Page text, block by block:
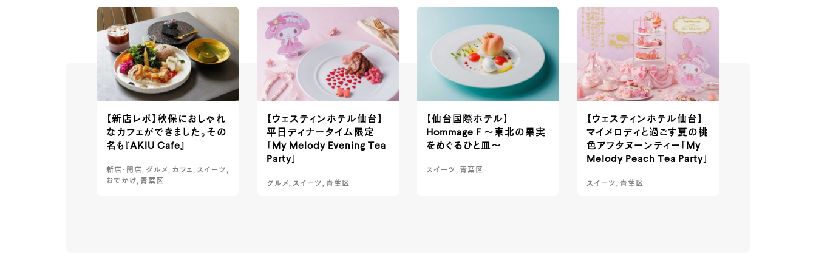
【新店レポ】秋保におしゃれ
なカフェができました。その
名も『AKIU Cafe』
新店・開店, グルメ, カフェ, スイーツ,
おでかけ, 青葉区
【ウェスティンホテル仙台】
平日ディナータイム限定
「My Melody Evening Tea
Party」
グルメ, スイーツ, 青葉区
【仙台国際ホテル】
Hommage F ～東北の果実
をめぐるひと皿～
スイーツ, 青葉区
【ウェスティンホテル仙台】
マイメロディと過ごす夏の桃
色アフタヌーンティー「My
Melody Peach Tea Party」
スイーツ, 青葉区